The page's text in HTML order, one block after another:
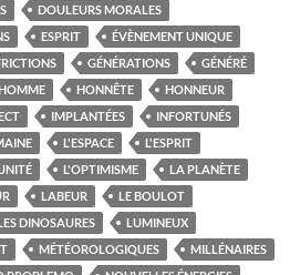
DOULEURS MORALES
ESPRIT
ÉVÈNEMENT UNIQUE
GÉNÉRATIONS
GÉNÉRÉ
HONNÊTE
HONNEUR
IMPLANTÉES
INFORTUNÉS
L'ESPACE
L'ESPRIT
L'OPTIMISME
LA PLANÈTE
LABEUR
LE BOULOT
DINOSAURES
LUMINEUX
MÉTÉOROLOGIQUES
MILLÉNAIRES